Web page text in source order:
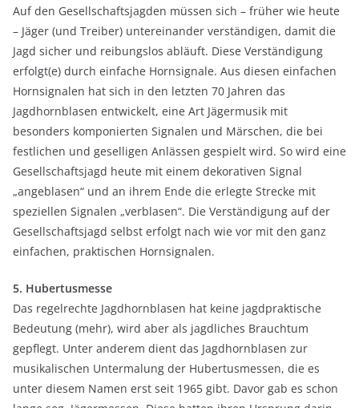
Auf den Gesellschaftsjagden müssen sich – früher wie heute
– Jäger (und Treiber) untereinander verständigen, damit die
Jagd sicher und reibungslos abläuft. Diese Verständigung
erfolgt(e) durch einfache Hornsignale. Aus diesen einfachen
Hornsignalen hat sich in den letzten 70 Jahren das
Jagdhornblasen entwickelt, eine Art Jägermusik mit
besonders komponierten Signalen und Märschen, die bei
festlichen und geselligen Anlässen gespielt wird. So wird eine
Gesellschaftsjagd heute mit einem dekorativen Signal
„angeblasen“ und an ihrem Ende die erlegte Strecke mit
speziellen Signalen „verblasen“. Die Verständigung auf der
Gesellschaftsjagd selbst erfolgt nach wie vor mit den ganz
einfachen, praktischen Hornsignalen.
5. Hubertusmesse
Das regelrechte Jagdhornblasen hat keine jagdpraktische
Bedeutung (mehr), wird aber als jagdliches Brauchtum
gepflegt. Unter anderem dient das Jagdhornblasen zur
musikalischen Untermalung der Hubertusmessen, die es
unter diesem Namen erst seit 1965 gibt. Davor gab es schon